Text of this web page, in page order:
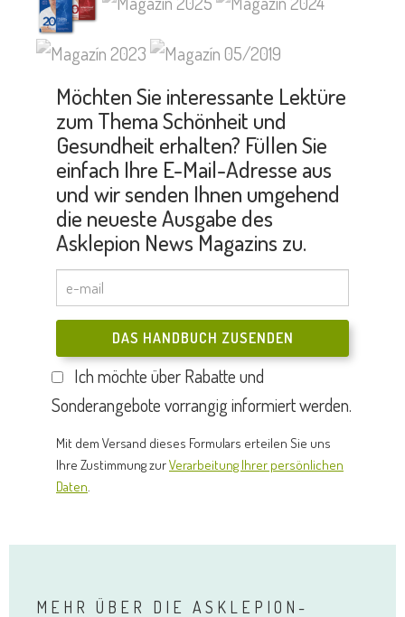
Möchten Sie interessante Lektüre
zum Thema Schönheit und
Gesundheit erhalten? Füllen Sie
einfach Ihre E-Mail-Adresse aus
und wir senden Ihnen umgehend
die neueste Ausgabe des
Asklepion News Magazins zu.
DAS HANDBUCH ZUSENDEN
Ich möchte über Rabatte und
Sonderangebote vorrangig informiert werden.
Mit dem Versand dieses Formulars erteilen Sie uns
Ihre Zustimmung zurVerarbeitung Ihrer persönlichen
Daten
MEHR ÜBER DIE ASKLEPION-